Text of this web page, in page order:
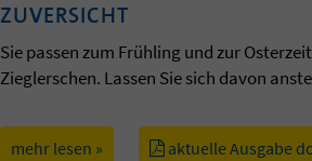
ZUVERSICHT
Sie passen zum Frühling und zur
Zieglerschen. Lassen Sie sich davon
mehr lesen » aktuelle Ausgabe